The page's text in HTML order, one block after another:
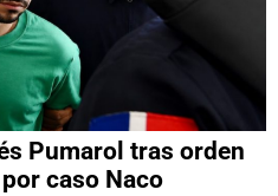
Pumarol tras orden
caso Naco